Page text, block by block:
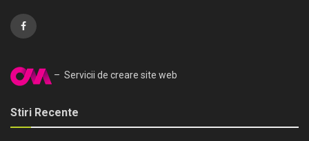
– Servicii de creare site web
Stiri Recente